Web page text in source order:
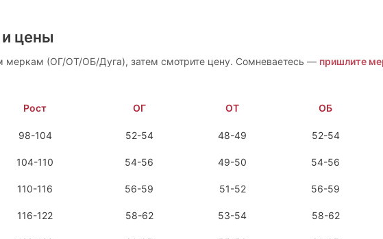
цены
меркам (ОГ/ОТ/ОБ/Дуга), затем смотрите цену. Сомневаетесь — пришлите
Рост ОГ ОТ ОБ
98-104 52-54 48-49 52-54
104-110 54-56 49-50 54-56
110-116 56-59 51-52 56-59
116-122 58-62 53-54 58-62